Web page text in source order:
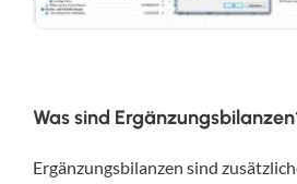
Was sind
Ergänzungsbilanzen sind